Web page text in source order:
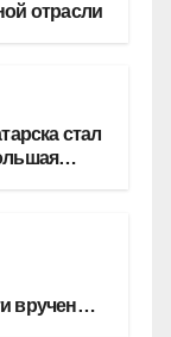
отрасли
стал
вручены